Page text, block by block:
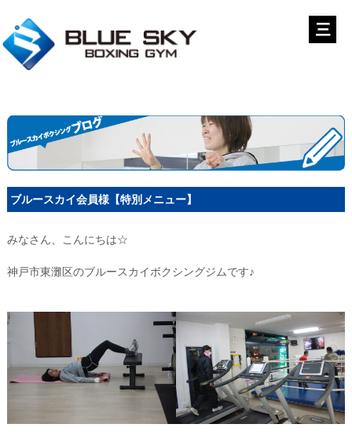
ブルースカイ会員様【特別メニュー】
みなさん、こんにちは☆
神戸市東灘区のブルースカイボクシングジムです♪